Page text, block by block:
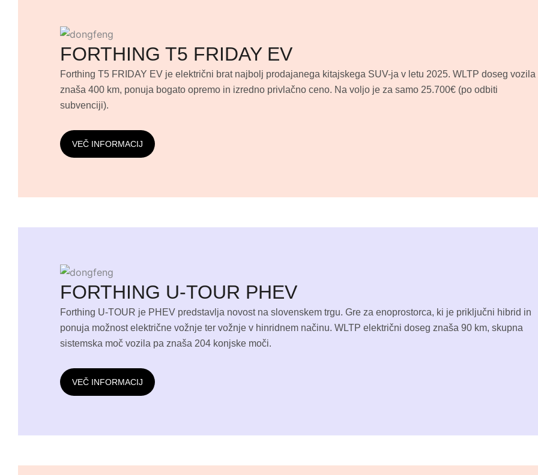
FORTHING T5 FRIDAY EV
Forthing T5 FRIDAY EV je električni brat najbolj prodajanega kitajskega SUV-ja v letu 2025. WLTP doseg vozila
znaša 400 km, ponuja bogato opremo in izredno privlačno ceno. Na voljo je za samo 25.700€ (po odbiti
subvenciji).
VEČ INFORMACIJ
FORTHING U-TOUR PHEV
Forthing U-TOUR je PHEV predstavlja novost na slovenskem trgu. Gre za enoprostorca, ki je priključni hibrid in
ponuja možnost električne vožnje ter vožnje v hinridnem načinu. WLTP električni doseg znaša 90 km, skupna
sistemska moč vozila pa znaša 204 konjske moči.
VEČ INFORMACIJ